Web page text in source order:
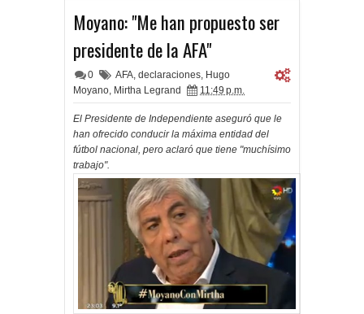
Moyano: "Me han propuesto ser
presidente de la AFA"
0 AFA, declaraciones, Hugo
Moyano, Mirtha Legrand 11:49 p.m.
El Presidente de Independiente aseguró que le
han ofrecido conducir la máxima entidad del
fútbol nacional, pero aclaró que tiene "muchísimo
trabajo".